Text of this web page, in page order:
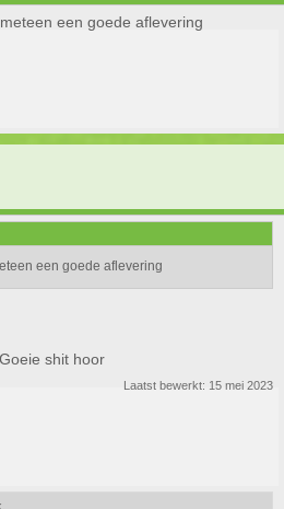
een goede aflevering
een goede aflevering
shit hoor
Laatst bewerkt: 15 mei 2023